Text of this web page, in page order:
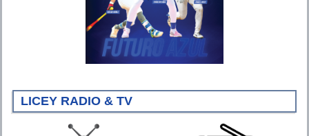
LICEY RADIO & TV